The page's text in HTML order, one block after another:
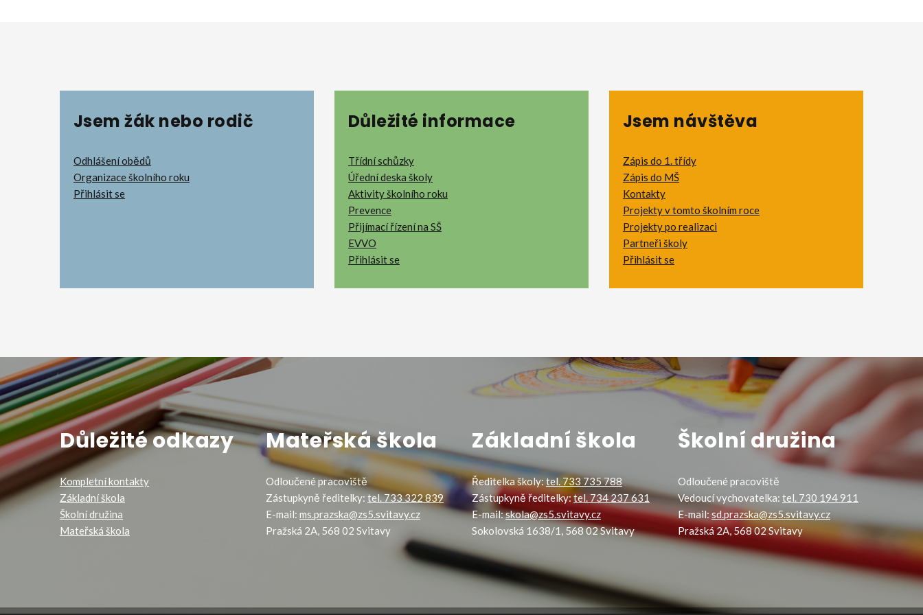
Jsem žák nebo rodič
Odhlášení obědů
Organizace školního roku
Přihlásit se
Důležité informace
Třídní schůzky
Úřední deska školy
Aktivity školního roku
Prevence
Přijímací řízení na SŠ
EVVO
Přihlásit se
Jsem návštěva
Zápis do 1. třídy
Zápis do MŠ
Kontakty
Projekty v tomto školním roce
Projekty po realizaci
Partneři školy
Přihlásit se
Důležité odkazy
Kompletní kontakty
Základní škola
Školní družina
Mateřská škola
Mateřská škola
Odloučené pracoviště
Zástupkyně ředitelky: tel. 733 322 839
E-mail: ms.prazska@zs5.svitavy.cz
Pražská 2A, 568 02 Svitavy
Základní škola
Ředitelka školy:tel. 733 735 788
Zástupkyně ředitelky:tel. 734 237 631
E-mail:skola@zs5.svitavy.cz
Sokolovská 1638/1, 568 02 Svitavy
Školní družina
Odloučené pracoviště
Vedoucí vychovatelka: tel. 730 194 911
E-mail: sd.prazska@zs5.svitavy.cz
Pražská 2A, 568 02 Svitavy